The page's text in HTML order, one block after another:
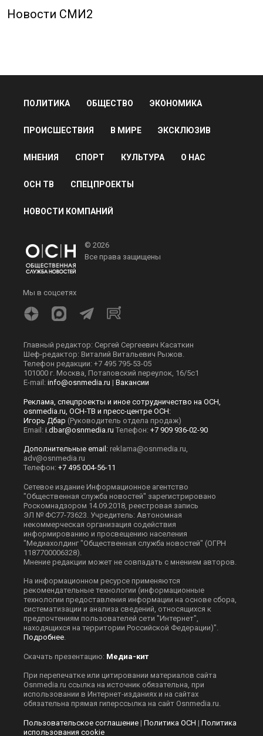
Новости СМИ2
ПОЛИТИКА ОБЩЕСТВО ЭКОНОМИКА
ПРОИСШЕСТВИЯ В МИРЕ ЭКСКЛЮЗИВ
МНЕНИЯ СПОРТ КУЛЬТУРА О НАС
ОСН ТВ СПЕЦПРОЕКТЫ
НОВОСТИ КОМПАНИЙ
© 2026
Все права защищены
Мы в соцсетях
Главный редактор: Сергей Сергеевич Касаткин
Шеф-редактор: Виталий Витальевич Рыжов.
Телефон редакции: +7 495 795-53-05
101000 г. Москва, Потаповский переулок, 16/5с1
E-mail: info@osnmedia.ru | Вакансии
Реклама, спецпроекты и иное сотрудничество на ОСН,
osnmedia.ru, ОСН-ТВ и пресс-центре ОСН:
Игорь Дбар (Руководитель отдела продаж)
Email: i.dbar@osnmedia.ru Телефон: +7 909 936-02-90
Дополнительные email: reklama@osnmedia.ru
adv@osnmedia.ru
Телефон: +7 495 004-56-11
Сетевое издание Информационное агентство
"Общественная служба новостей" зарегистрировано
Роскомнадзором 14.09.2018, реестровая запись
ЭЛ № ФС77-73623. Учредитель: Автономная
некоммерческая организация содействия
информированию и просвещению населения
"Медиахолдинг "Общественная служба новостей" (ОГРН
1187700006328).
Мнение редакции может не совпадать с мнением авторов.
На информационном ресурсе применяются
рекомендательные технологии (информационные
технологии предоставления информации на основе сбора,
систематизации и анализа сведений, относящихся к
предпочтениям пользователей сети "Интернет",
находящихся на территории Российской Федерации)".
Подробнее
Скачать презентацию: Медиа-кит
При перепечатке или цитировании материалов сайта
Оsnmedia.ru ссылка на источник обязательна, при
использовании в Интернет-изданиях и на сайтах
обязательна прямая гиперссылка на сайт Оsnmedia.ru.
Пользовательское соглашение | Политика ОСН | Политика
использования cookie